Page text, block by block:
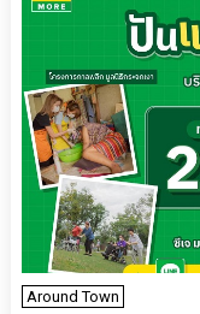
Around Town